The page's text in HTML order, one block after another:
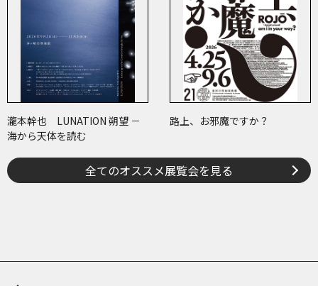
瀧本幹也 LUNATION 朔望 －
海から天体を読む
路上、お邪魔ですか？
全てのオススメ展覧会を見る